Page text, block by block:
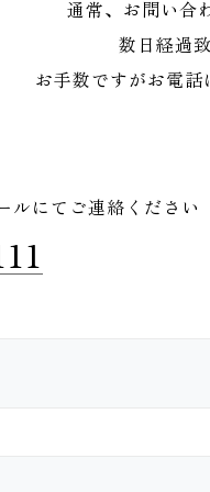
通常、お問い合
数日経過
お手数ですがお電話
ルにてご連絡ください